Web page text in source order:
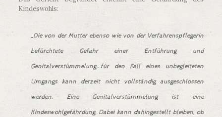
Kindeswohls:
„Die von der Mutter ebenso wie von der Verfahrenspflegerin
befürchtete Gefahr einer Entführung und
Genitalverstümmelung…für den Fall eines unbegleiteten
Umgangs kann derzeit nicht vollständig ausgeschlossen
werden. Eine Genitalverstümmelung ist eine
Kindeswohlgefährdung. Dabei kann dahingestellt bleiben, ob